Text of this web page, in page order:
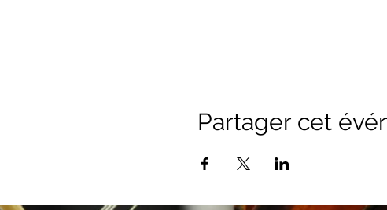
Partager cet